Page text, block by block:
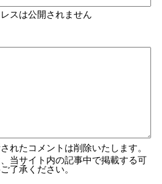
スは公開されません
れたコメントは削除いたします。
当サイト内の記事中で掲載する可
了承ください。